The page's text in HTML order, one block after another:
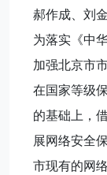
郝作成、刘
为落实《中
加强北京市
在国家等级
的基础上，
展网络安全
市现有的网